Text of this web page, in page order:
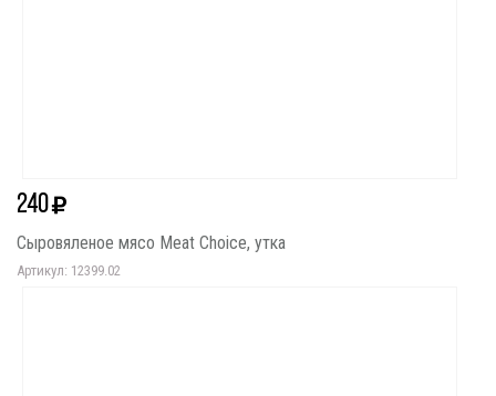
240
Сыровяленое мясо Meat Choice, утка
Артикул: 12399.02